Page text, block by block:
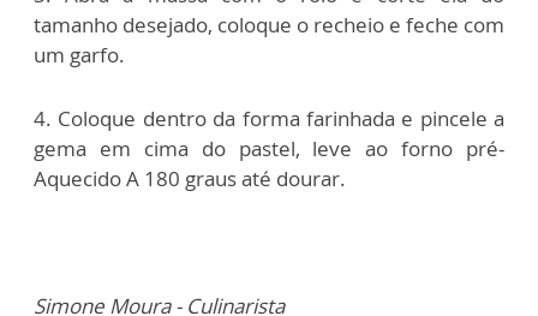
tamanho desejado, coloque o recheio e feche com
um garfo.
4. Coloque dentro da forma farinhada e pincele a
gema em cima do pastel, leve ao forno pré-
Aquecido A 180 graus até dourar.
Simone Moura - Culinarista